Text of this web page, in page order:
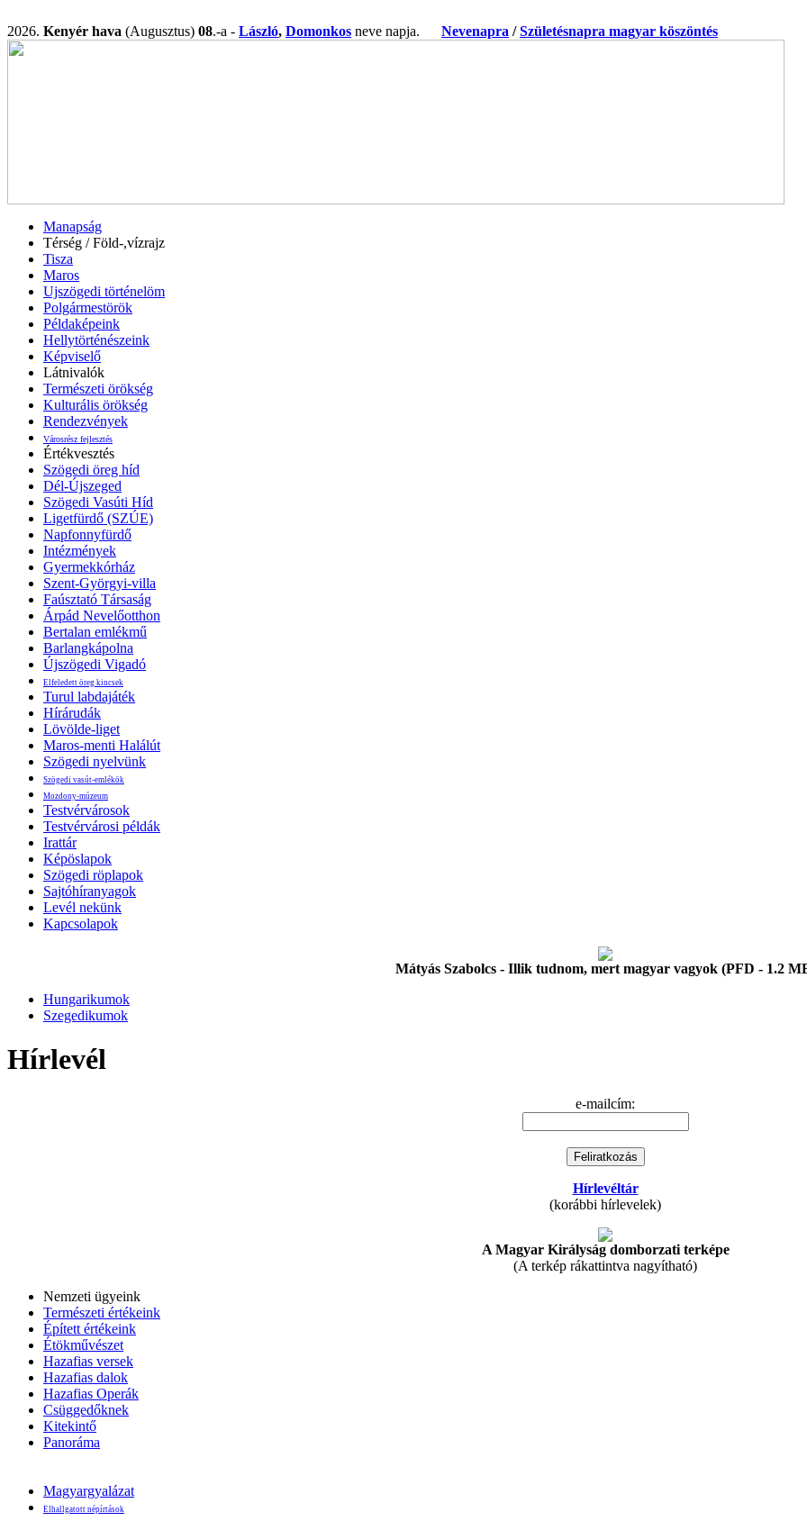
2026. Kenyér hava (Augusztus) 08.-a - László, Domonkos neve napja. Nevenapra /Születésnapra magyar köszöntés
Manapság
Térség / Föld-,vízrajz
Tisza
Maros
Ujszögedi történelöm
Polgármestörök
Példaképeink
Hellytörténészeink
Képviselő
Látnivalók
Természeti örökség
Kulturális örökség
Rendezvények
Városrész fejlesztés
Értékvesztés
Szögedi öreg híd
Dél-Újszeged
Szögedi Vasúti Híd
Ligetfürdő (SZÚE)
Napfonnyfürdő
Intézmények
Gyermekkórház
Szent-Györgyi-villa
Faúsztató Társaság
Árpád Nevelőotthon
Bertalan emlékmű
Barlangkápolna
Újszögedi Vigadó
Elfeledett öreg kincsek
Turul labdajáték
Hírárudák
Lövölde-liget
Maros-menti Halálút
Szögedi nyelvünk
Szögedi vasút-emlékök
Mozdony-múzeum
Testvérvárosok
Testvérvárosi példák
Irattár
Képöslapok
Szögedi röplapok
Sajtóhíranyagok
Levél nekünk
Kapcsolapok
Mátyás Szabolcs - Illik tudnom, mert magyar vagyok (PFD - 1.2
Hungarikumok
Szegedikumok
Hírlevél
e-mailcím:
Hírlevéltár
(korábbi hírlevelek)
A Magyar Királyság domborzati terképe
(A terkép rákattintva nagyítható)
Nemzeti ügyeink
Természeti értékeink
Épített értékeink
Étökművészet
Hazafias versek
Hazafias dalok
Hazafias Operák
Csüggedőknek
Kitekintő
Panoráma
Magyargyalázat
Elhallgatott népírtások